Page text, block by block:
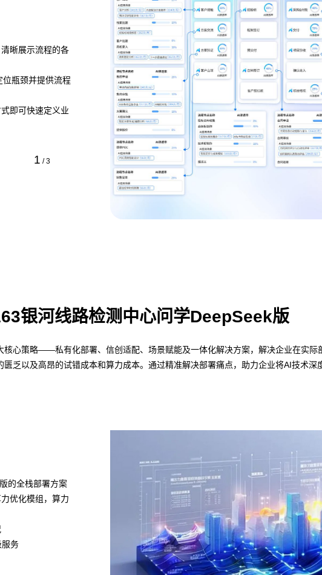
晰展示流程的各
位瓶颈并提供流程
即可快速定义业
1 /3
银河线路检测中心问学DeepSeek版
心策略——私有化部署、信创适配、场景赋能及一体化解决方案，解决企业在实际
乏以及高昂的试错成本和算力成本。通过精准解决部署痛点，助力企业将AI技术深
的全栈部署方案
优化模组，算力
服务